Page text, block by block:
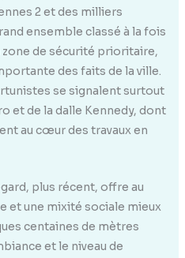
2 et des milliers
ensemble classé à la fois
de sécurité prioritaire,
des faits de la ville.
se signalent surtout
et de la dalle Kennedy, dont
au cœur des travaux en
plus récent, offre au
et une mixité sociale mieux
centaines de mètres
et le niveau de